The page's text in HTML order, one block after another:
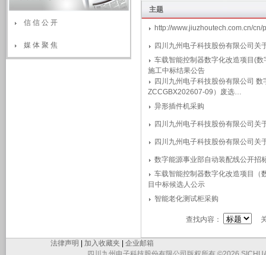
信 信 公 开
媒 体 聚 焦
主题
http://www.jiuzhoutech.com.cn/
四川九州电子科技股份有限公司关
车载智能控制器数字化改造项目(
施工中标结果公告
四川九州电子科技股份有限公司
ZCCGBX202607-09）废选…
异形插件机采购
四川九州电子科技股份有限公司关
四川九州电子科技股份有限公司关
数字能源事业部自动装配线公开招
车载智能控制器数字化改造项目（
目中标候选人公示
智能老化测试柜采购
查找内容： 关
法律声明 加入收藏夹
企业邮箱